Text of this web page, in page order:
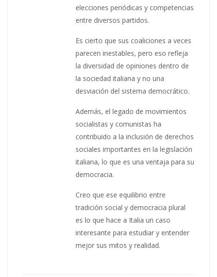
elecciones periódicas y competencias
entre diversos partidos.
Es cierto que sus coaliciones a veces
parecen inestables, pero eso refleja
la diversidad de opiniones dentro de
la sociedad italiana y no una
desviación del sistema democrático.
Además, el legado de movimientos
socialistas y comunistas ha
contribuido a la inclusión de derechos
sociales importantes en la legislación
italiana, lo que es una ventaja para su
democracia.
Creo que ese equilibrio entre
tradición social y democracia plural
es lo que hace a Italia un caso
interesante para estudiar y entender
mejor sus mitos y realidad.